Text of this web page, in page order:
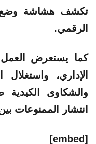
تكشف هشاشة وضع
الرقمي.
كما يستعرض
الإداري،
والشكاوى
انتشار
الممنوعات
[embed]